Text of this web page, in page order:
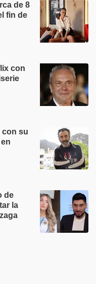
de 8
fin de
con
con su
de
la